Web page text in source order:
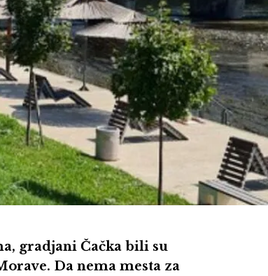
gradjani Čačka bili su
Da nema mesta za